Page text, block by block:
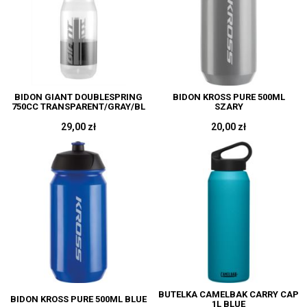
BIDON GIANT DOUBLESPRING
750CC TRANSPARENT/GRAY/BL
29,00 zł
BIDON KROSS PURE 500ML
SZARY
20,00 zł
BIDON KROSS PURE 500ML BLUE
BUTELKA CAMELBAK CARRY CAP
1L BLUE